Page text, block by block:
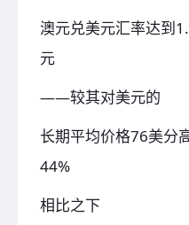
澳元兑美元汇率达到
元
——较其对美元的
长期平均价格76美分
44%
相比之下